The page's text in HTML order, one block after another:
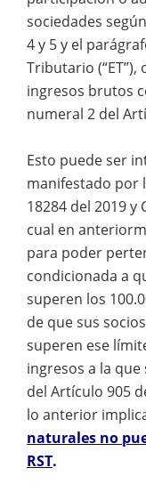
sociedades
4 y 5 y el
Tributario
ingresos brutos
numeral 2 del
Esto puede ser
manifestado por
18284 del 2019 y
cual en
para poder
condicionada a
superen los
de que sus
superen ese
ingresos a la
del Artículo 905
lo anterior
naturales no
RST.